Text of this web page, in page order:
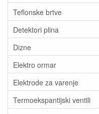
Teflonske brtve
Detektori plina
Dizne
Elektro ormar
Elektrode za varenje
Termoekspantijski ventili